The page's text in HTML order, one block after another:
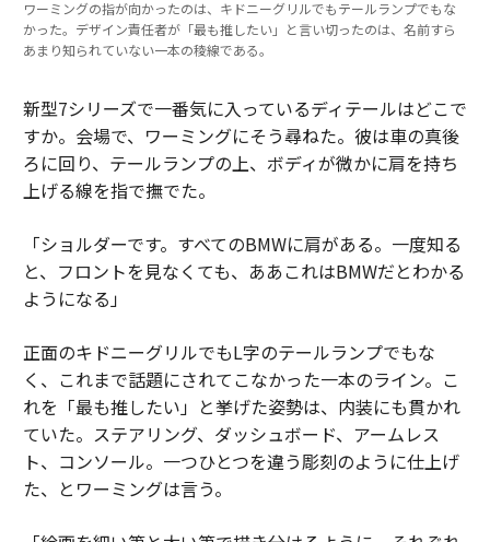
ワーミングの指が向かったのは、キドニーグリルでもテールランプでもな
かった。デザイン責任者が「最も推したい」と言い切ったのは、名前すら
あまり知られていない一本の稜線である。
新型7シリーズで一番気に入っているディテールはどこで
すか。会場で、ワーミングにそう尋ねた。彼は車の真後
ろに回り、テールランプの上、ボディが微かに肩を持ち
上げる線を指で撫でた。
「ショルダーです。すべてのBMWに肩がある。一度知る
と、フロントを見なくても、ああこれはBMWだとわかる
ようになる」
正面のキドニーグリルでもL字のテールランプでもな
く、これまで話題にされてこなかった一本のライン。こ
れを「最も推したい」と挙げた姿勢は、内装にも貫かれ
ていた。ステアリング、ダッシュボード、アームレス
ト、コンソール。一つひとつを違う彫刻のように仕上げ
た、とワーミングは言う。